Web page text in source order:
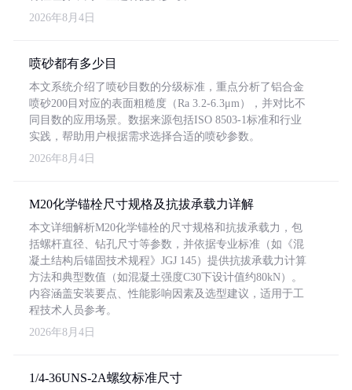
2026年8月4日
喷砂都有多少目
本文系统介绍了喷砂目数的分级标准，重点分析了铝合金
喷砂200目对应的表面粗糙度（Ra 3.2-6.3μm），并对比不
同目数的应用场景。数据来源包括ISO 8503-1标准和行业
实践，帮助用户根据需求选择合适的喷砂参数。
2026年8月4日
M20化学锚栓尺寸规格及抗拔承载力详解
本文详细解析M20化学锚栓的尺寸规格和抗拔承载力，包
括螺杆直径、钻孔尺寸等参数，并依据专业标准（如《混
凝土结构后锚固技术规程》JGJ 145）提供抗拔承载力计算
方法和典型数值（如混凝土强度C30下设计值约80kN）。
内容涵盖安装要点、性能影响因素及选型建议，适用于工
程技术人员参考。
2026年8月4日
1/4-36UNS-2A螺纹标准尺寸